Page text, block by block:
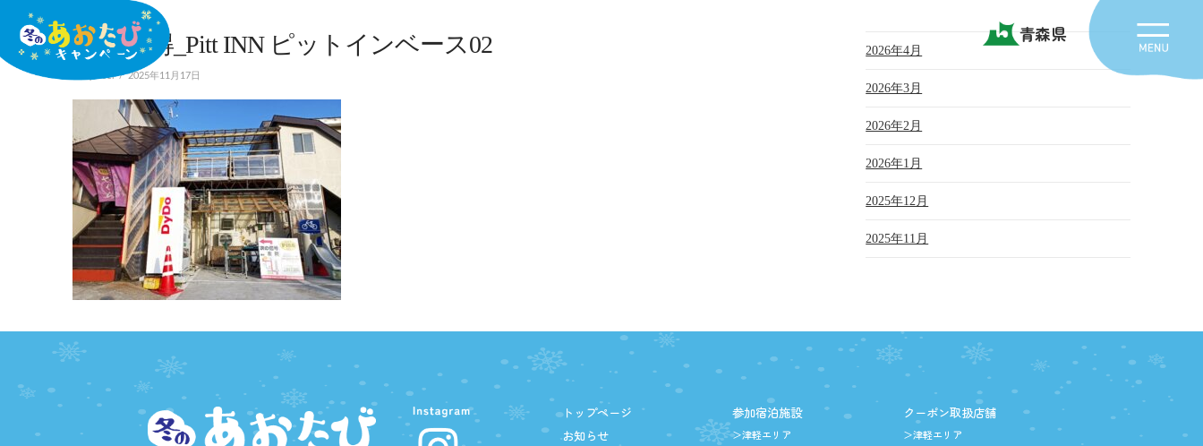
青森県
WEB取得_Pitt INN ピットインベース02
In by user 2025年11月17日
2026年4月
2026年3月
2026年2月
2026年1月
2025年12月
2025年11月
トップページ
お知らせ
参加宿泊施設
＞津軽エリア
クーポン取扱店舗
＞津軽エリア